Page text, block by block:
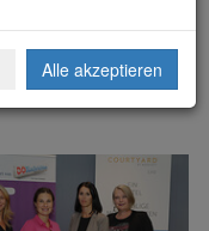
Alle akzeptieren